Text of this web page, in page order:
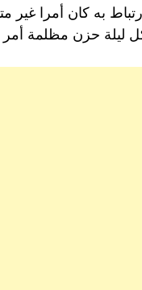
به كان أمرا
ليلة حزن مظلمة